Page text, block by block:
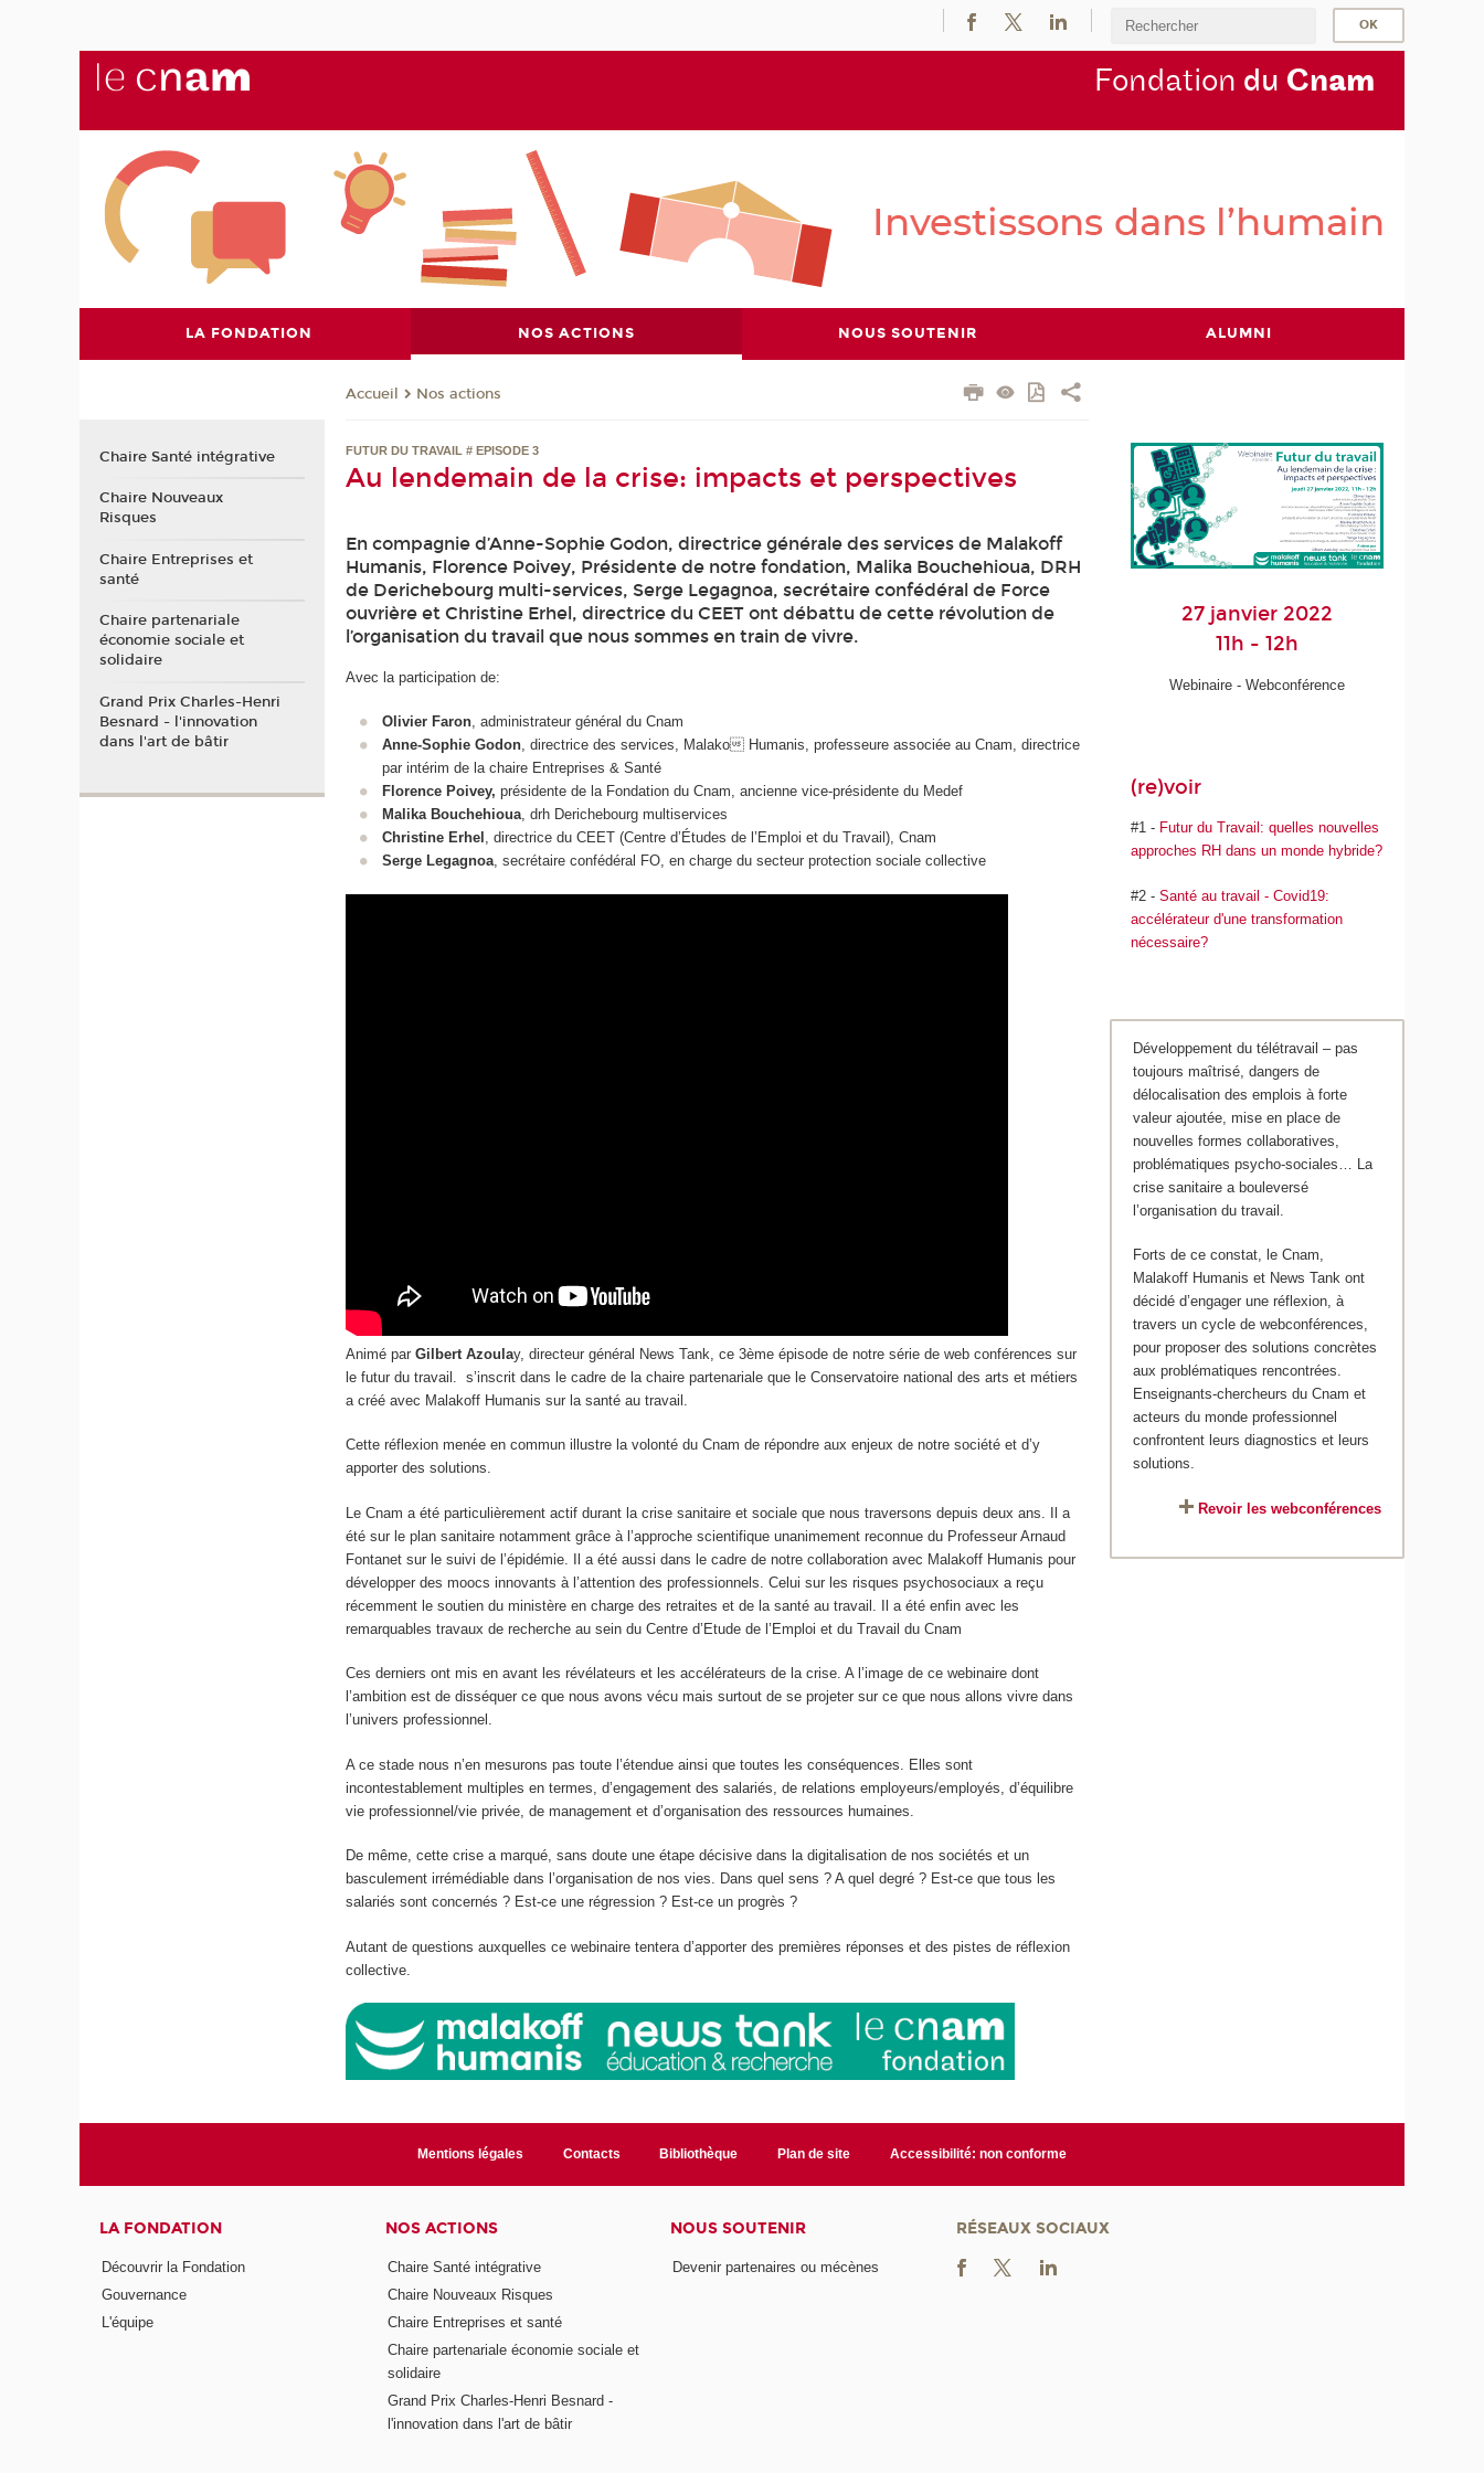
Fondation du Cnam
LA FONDATION NOS ACTIONS NOUS SOUTENIR ALUMNI
Accueil Nos actions
FUTUR DU TRAVAIL # EPISODE 3
Au lendemain de la crise: impacts et perspectives
En compagnie d’Anne-Sophie Godon, directrice générale des services de Malakoff
Humanis, Florence Poivey, Présidente de notre fondation, Malika Bouchehioua, DRH
de Derichebourg multi-services, Serge Legagnoa, secrétaire confédéral de Force
ouvrière et Christine Erhel, directrice du CEET ont débattu de cette révolution de
l’organisation du travail que nous sommes en train de vivre.
Avec la participation de:
Olivier Faron, administrateur général du Cnam
Anne-Sophie Godon, directrice des services, Malako Humanis, professeure associée au Cnam, directrice
par intérim de la chaire Entreprises & Santé
Florence Poivey, présidente de la Fondation du Cnam, ancienne vice-présidente du Medef
Malika Bouchehioua, drh Derichebourg multiservices
Christine Erhel , directrice du CEET (Centre d’Études de l’Emploi et du Travail), Cnam
Serge Legagnoa, secrétaire confédéral FO, en charge du secteur protection sociale collective
Animé parGilbert Azoulay, directeur général News Tank, ce 3ème épisode de notre série de web conférences sur
le futur du travail. s’inscrit dans le cadre de la chaire partenariale que le Conservatoire national des arts et métiers
a créé avec Malakoff Humanis sur la santé au travail.
Cette réflexion menée en commun illustre la volonté du Cnam de répondre aux enjeux de notre société et d’y
apporter des solutions.
Le Cnam a été particulièrement actif durant la crise sanitaire et sociale que nous traversons depuis deux ans. Il a
été sur le plan sanitaire notamment grâce à l’approche scientifique unanimement reconnue du Professeur Arnaud
Fontanet sur le suivi de l’épidémie. Il a été aussi dans le cadre de notre collaboration avec Malakoff Humanis pour
développer des moocs innovants à l’attention des professionnels. Celui sur les risques psychosociaux a reçu
récemment le soutien du ministère en charge des retraites et de la santé au travail. Il a été enfin avec les
remarquables travaux de recherche au sein du Centre d’Etude de l’Emploi et du Travail du Cnam
Ces derniers ont mis en avant les révélateurs et les accélérateurs de la crise. A l’image de ce webinaire dont
l’ambition est de disséquer ce que nous avons vécu mais surtout de se projeter sur ce que nous allons vivre dans
l’univers professionnel.
A ce stade nous n’en mesurons pas toute l’étendue ainsi que toutes les conséquences. Elles sont
incontestablement multiples en termes, d’engagement des salariés, de relations employeurs/employés, d’équilibre
vie professionnel/vie privée, de management et d’organisation des ressources humaines.
De même, cette crise a marqué, sans doute une étape décisive dans la digitalisation de nos sociétés et un
basculement irrémédiable dans l’organisation de nos vies. Dans quel sens ? A quel degré ? Est-ce que tous les
salariés sont concernés ? Est-ce une régression ? Est-ce un progrès ?
Autant de questions auxquelles ce webinaire tentera d’apporter des premières réponses et des pistes de réflexion
collective.
27 janvier 2022
11h - 12h
Webinaire - Webconférence
(re)voir
#1 - Futur du Travail: quelles nouvelles
approches RH dans un monde hybride?
#2 -Santé au travail - Covid19:
accélérateur d'une transformation
nécessaire?
Développement du télétravail – pas
toujours maîtrisé, dangers de
délocalisation des emplois à forte
valeur ajoutée, mise en place de
nouvelles formes collaboratives,
problématiques psycho-sociales… La
crise sanitaire a bouleversé
l’organisation du travail.
Forts de ce constat, le Cnam,
Malakoff Humanis et News Tank ont
décidé d’engager une réflexion, à
travers un cycle de webconférences,
pour proposer des solutions concrètes
aux problématiques rencontrées.
Enseignants-chercheurs du Cnam et
acteurs du monde professionnel
confrontent leurs diagnostics et leurs
solutions.
Revoir les webconférences
Chaire Santé intégrative
Chaire Nouveaux
Risques
Chaire Entreprises et
santé
Chaire partenariale
économie sociale et
solidaire
Grand Prix Charles-Henri
Besnard - l'innovation
dans l'art de bâtir
Mentions légales Contacts Bibliothèque Plan de site Accessibilité: non conforme
LA FONDATION
Découvrir la Fondation
Gouvernance
L'équipe
NOS ACTIONS
Chaire Santé intégrative
Chaire Nouveaux Risques
Chaire Entreprises et santé
Chaire partenariale économie sociale et
solidaire
Grand Prix Charles-Henri Besnard -
l'innovation dans l'art de bâtir
NOUS SOUTENIR
Devenir partenaires ou mécènes
RÉSEAUX SOCIAUX